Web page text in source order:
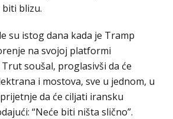
blizu.
su istog dana kada je Tramp
na svojoj platformi
soušal, proglasivši da će
i mostova, sve u jednom, u
da će ciljati iransku
“Neće biti ništa slično”.